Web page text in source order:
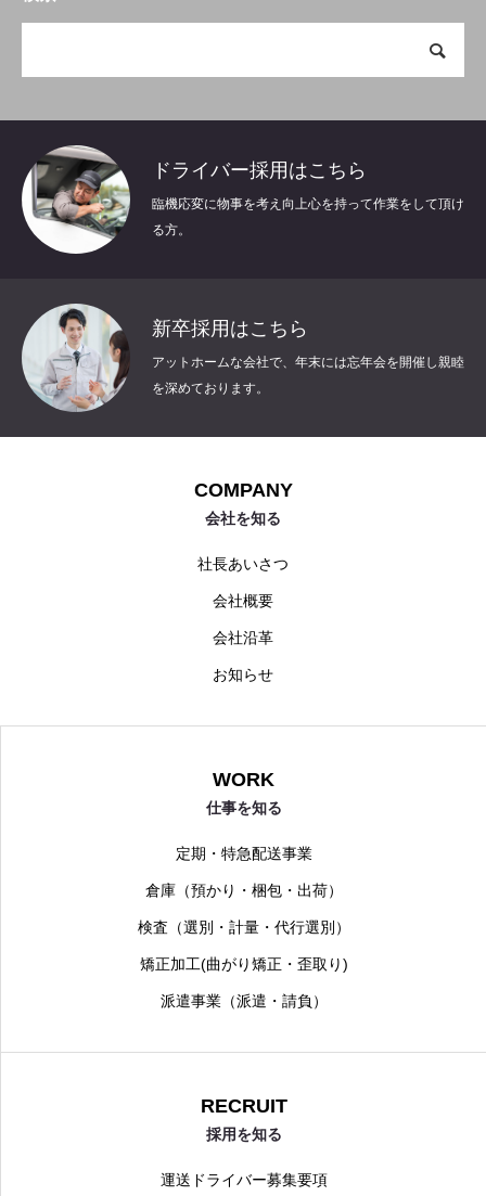
ドライバー採用はこちら
臨機応変に物事を考え向上心を持って作業をして頂け
る方。
新卒採用はこちら
アットホームな会社で、年末には忘年会を開催し親睦
を深めております。
COMPANY
会社を知る
社長あいさつ
会社概要
会社沿革
お知らせ
WORK
仕事を知る
定期・特急配送事業
倉庫（預かり・梱包・出荷）
検査（選別・計量・代行選別）
矯正加工(曲がり矯正・歪取り)
派遣事業（派遣・請負）
RECRUIT
採用を知る
運送ドライバー募集要項